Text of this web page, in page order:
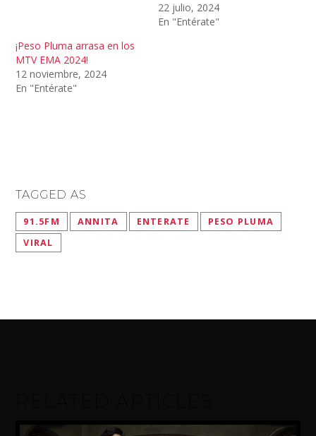
22 julio, 2024
En "Entérate"
¡Peso Pluma arrasa en los
MTV EMA 2024!
12 noviembre, 2024
En "Entérate"
TAGGED AS
91.5FM ANNITA ENTERATE
PESO PLUMA
VIRAL